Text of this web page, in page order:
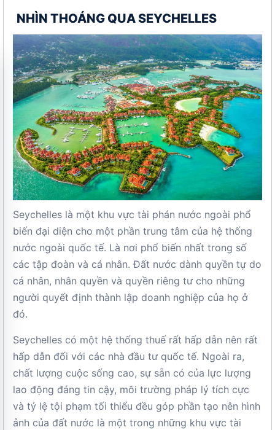
NHÌN THOÁNG QUA SEYCHELLES
Seychelles là một khu vực tài phán nước ngoài phổ
biến đại diện cho một phần trung tâm của hệ thống
nước ngoài quốc tế. Là nơi phổ biến nhất trong số
các tập đoàn và cá nhân. Đất nước dành quyền tự do
cá nhân, nhân quyền và quyền riêng tư cho những
người quyết định thành lập doanh nghiệp của họ ở
đó.
Seychelles có một hệ thống thuế rất hấp dẫn nên rất
hấp dẫn đối với các nhà đầu tư quốc tế. Ngoài ra,
chất lượng cuộc sống cao, sự sẵn có của lực lượng
lao động đáng tin cậy, môi trường pháp lý tích cực
và tỷ lệ tội phạm tối thiểu đều góp phần tạo nên hình
ảnh của đất nước là một trong những khu vực tài